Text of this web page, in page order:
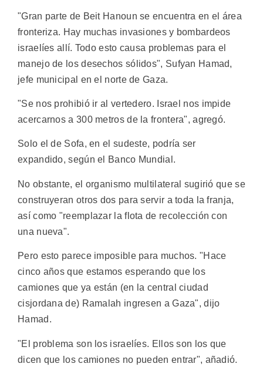
"Gran parte de Beit Hanoun se encuentra en el área
fronteriza. Hay muchas invasiones y bombardeos
israelíes allí. Todo esto causa problemas para el
manejo de los desechos sólidos", Sufyan Hamad,
jefe municipal en el norte de Gaza.
"Se nos prohibió ir al vertedero. Israel nos impide
acercarnos a 300 metros de la frontera", agregó.
Solo el de Sofa, en el sudeste, podría ser
expandido, según el Banco Mundial.
No obstante, el organismo multilateral sugirió que se
construyeran otros dos para servir a toda la franja,
así como "reemplazar la flota de recolección con
una nueva".
Pero esto parece imposible para muchos. "Hace
cinco años que estamos esperando que los
camiones que ya están (en la central ciudad
cisjordana de) Ramalah ingresen a Gaza", dijo
Hamad.
"El problema son los israelíes. Ellos son los que
dicen que los camiones no pueden entrar", añadió.